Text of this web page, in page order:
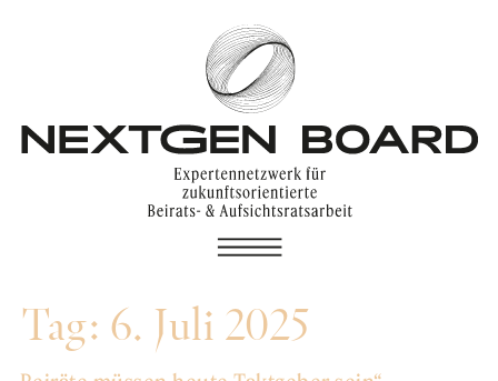
Tag: 6. Juli 2025